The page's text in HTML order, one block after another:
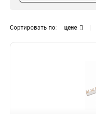
Сортировать по: цене